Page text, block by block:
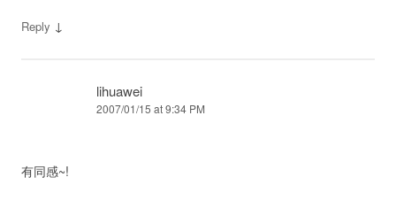
Reply ↓
lihuawei
2007/01/15 at 9:34 PM
有同感~!